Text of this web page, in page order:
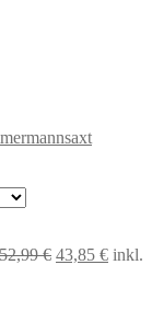
52,99€ 43,85 € inkl.